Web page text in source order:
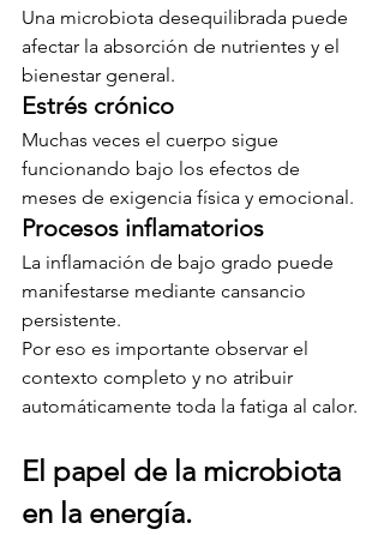
Una microbiota desequilibrada puede
afectar la absorción de nutrientes y el
bienestar general.
Estrés crónico
Muchas veces el cuerpo sigue
funcionando bajo los efectos de
meses de exigencia física y emocional.
Procesos inflamatorios
La inflamación de bajo grado puede
manifestarse mediante cansancio
persistente.
Por eso es importante observar el
contexto completo y no atribuir
automáticamente toda la fatiga al calor.
El papel de la microbiota
en la energía.